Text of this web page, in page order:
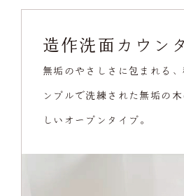
造作洗面カウン
無垢のやさしさに包まれる
ンプルで洗練された無垢の
しいオープンタイプ。